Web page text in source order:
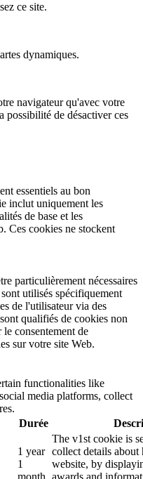
ce site.
dynamiques.
navigateur qu'avec votre
possibilité de désactiver ces
essentiels au bon
inclut uniquement les
de base et les
Ces cookies ne stockent
particulièrement nécessaires
utilisés spécifiquement
de l'utilisateur via des
qualifiés de cookies non
consentement de
sur votre site Web.
functionalities like
media platforms, collect
Durée
1 year
1
month
The v1st cookie is
collect details
website, by
awards and